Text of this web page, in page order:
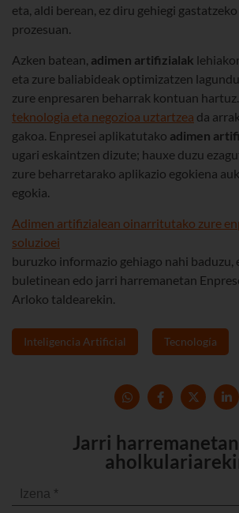
eta, aldi berean, ez diru gehiegi
prozesuan.
Azken batean, adimen artifizialak
eta zure baliabideak optimizatzen
zure enpresaren beharrak kontuan
teknologia eta negozioa uztartzea da
gakoa. Enpresei aplikatutako adimen
ugari eskaintzen dizute; hauxe duzu
zure beharretarako aplikazio egokiena
egokia.
Adimen artifizialean oinarritutako zure
soluzioei
buruzko informazio gehiago nahi baduzu,
buletinean edo jarri harremanetan
Arloko taldearekin.
Inteligencia Artificial Tecnología
Jarri